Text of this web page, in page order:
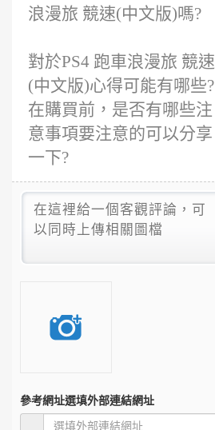
浪漫旅 競速(中文版)嗎?
對於PS4 跑車浪漫旅 競速
(中文版)心得可能有哪些?
在購買前，是否有哪些注
意事項要注意的可以分享
一下?
參考網址選填外部連結網址